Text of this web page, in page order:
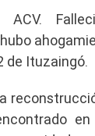
de Ituzaingó.